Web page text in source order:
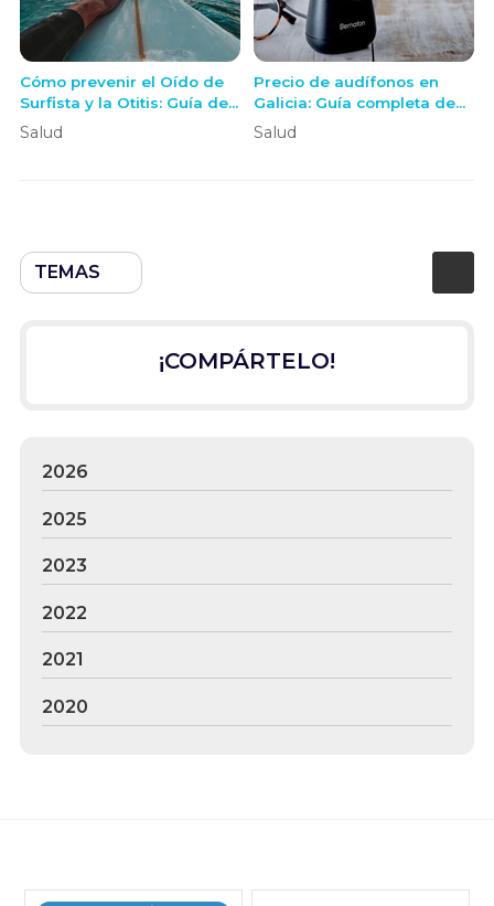
TEMAS
Cómo prevenir el Oído de
Surfista y la Otitis: Guía de
Protección para Surf y otros
Salud
Precio de audífonos en
Galicia: Guía completa de
costes y servicios en OE+
Salud
¡COMPÁRTELO!
2026
2025
2023
2022
2021
2020